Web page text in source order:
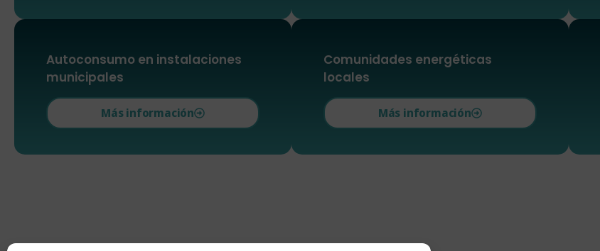
Autoconsumo en instalaciones
municipales
Más información
Comunidades energéticas
locales
Más información